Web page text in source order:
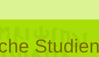
Studien